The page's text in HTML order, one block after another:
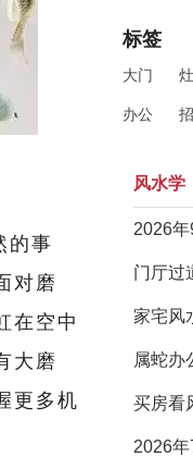
的事
对磨
在空中
大磨
更多机
标签
大门
办公
风水学
2026
家宅风
属蛇办
买房看
2026